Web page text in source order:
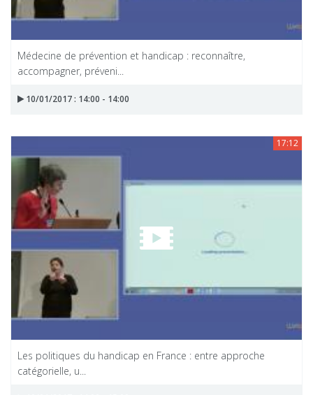
Médecine de prévention et handicap : reconnaître,
accompagner, préveni...
10/01/2017 : 14:00 - 14:00
17:12
Les politiques du handicap en France : entre approche
catégorielle, u...